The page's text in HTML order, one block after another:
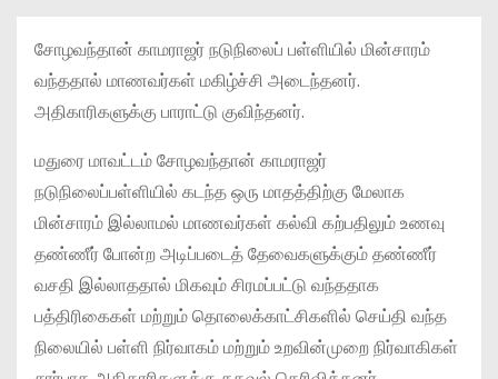
சோழவந்தான் காமராஜர் நடுநிலைப் பள்ளியில் மின்சாரம்
வந்ததால் மாணவர்கள் மகிழ்ச்சி அடைந்தனர்.
அதிகாரிகளுக்கு பாராட்டு குவிந்தனர்.
மதுரை மாவட்டம் சோழவந்தான் காமராஜர்
நடுநிலைப்பள்ளியில் கடந்த ஒரு மாதத்திற்கு மேலாக
மின்சாரம் இல்லாமல் மாணவர்கள் கல்வி கற்பதிலும் உணவு
தண்ணீர் போன்ற அடிப்படைத் தேவைகளுக்கும் தண்ணீர்
வசதி இல்லாததால் மிகவும் சிரமப்பட்டு வந்ததாக
பத்திரிகைகள் மற்றும் தொலைக்காட்சிகளில் செய்தி வந்த
நிலையில் பள்ளி நிர்வாகம் மற்றும் உறவின்முறை நிர்வாகிகள்